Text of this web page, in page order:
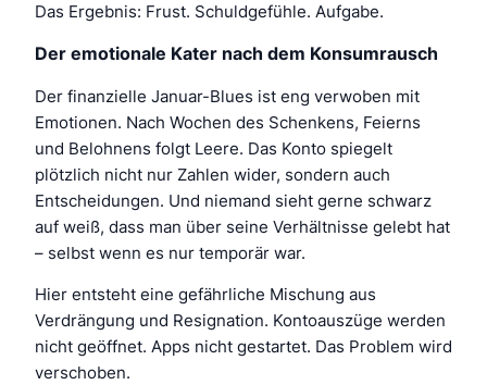
Das Ergebnis: Frust. Schuldgefühle. Aufgabe.
Der emotionale Kater nach dem Konsumrausch
Der finanzielle Januar-Blues ist eng verwoben mit
Emotionen. Nach Wochen des Schenkens, Feierns
und Belohnens folgt Leere. Das Konto spiegelt
plötzlich nicht nur Zahlen wider, sondern auch
Entscheidungen. Und niemand sieht gerne schwarz
auf weiß, dass man über seine Verhältnisse gelebt hat
– selbst wenn es nur temporär war.
Hier entsteht eine gefährliche Mischung aus
Verdrängung und Resignation. Kontoauszüge werden
nicht geöffnet. Apps nicht gestartet. Das Problem wird
verschoben.